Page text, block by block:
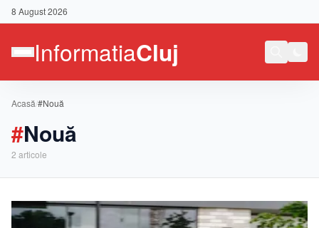
8 August 2026
Acasă/#Nouă
#Nouă
2 articole